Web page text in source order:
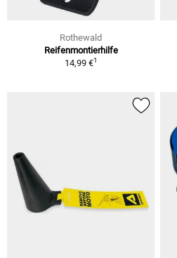
Rothewald
Reifenmontierhilfe
14,99 €1